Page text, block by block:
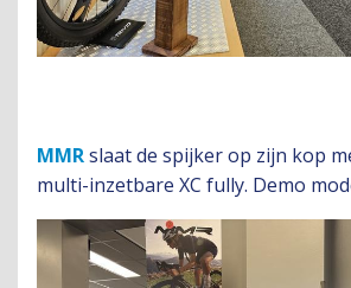
MMRslaat de spijker op zijn kop
multi-inzetbare XC fully. Demo